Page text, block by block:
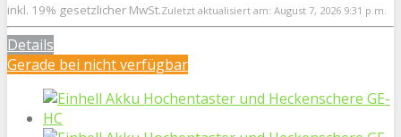
inkl. 19% gesetzlicher MwSt.Zuletzt aktualisiert am: August 7, 2026 9:31 p.m.
Details
Gerade bei nicht verfügbar